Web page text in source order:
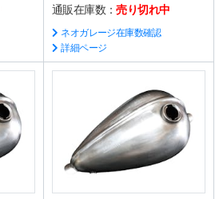
通販在庫数：売り切れ中
ネオガレージ在庫数確認
詳細ページ